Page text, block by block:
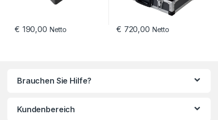
€ 190,00 Netto € 720,00 Netto
Brauchen Sie Hilfe?
Kundenbereich